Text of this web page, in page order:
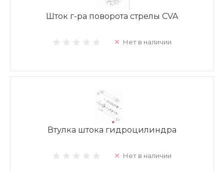
Шток г-ра поворота стрелы CVA
Нет в наличии
Втулка штока гидроцилиндра
Нет в наличии